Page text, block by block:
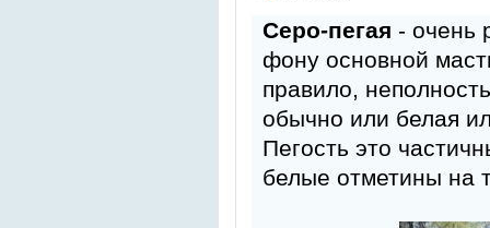
Серо-пегая - очень
фону основной
правило,
обычно или белая
Пегость это
белые отметины на